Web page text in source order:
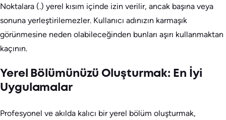
Noktalara (.) yerel kısım içinde izin verilir, ancak başına veya
sonuna yerleştirilemezler. Kullanıcı adınızın karmaşık
görünmesine neden olabileceğinden bunları aşırı kullanmaktan
kaçının.
Yerel Bölümünüzü Oluşturmak: En İyi
Uygulamalar
Profesyonel ve akılda kalıcı bir yerel bölüm oluşturmak,